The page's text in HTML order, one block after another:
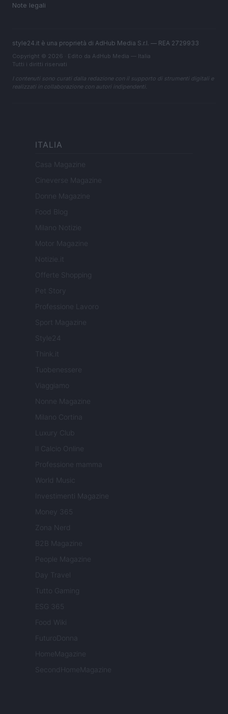
Note legali
style24.it è una proprietà di AdHub Media S.r.l. — REA 2729933
Copyright © 2026 · Edito da AdHub Media — Italia
Tutti i diritti riservati
I contenuti sono curati dalla redazione con il supporto di strumenti digitali e
realizzati in collaborazione con autori indipendenti.
ITALIA
Casa Magazine
Cineverse Magazine
Donne Magazine
Food Blog
Milano Notizie
Motor Magazine
Notizie.it
Offerte Shopping
Pet Story
Professione Lavoro
Sport Magazine
Style24
Think.it
Tuobenessere
Viaggiamo
Nonne Magazine
Milano Cortina
Luxury Club
Il Calcio Online
Professione mamma
World Music
Investimenti Magazine
Money 365
Zona Nerd
B2B Magazine
People Magazine
Day Travel
Tutto Gaming
ESG 365
Food Wiki
FuturoDonna
HomeMagazine
SecondHomeMagazine